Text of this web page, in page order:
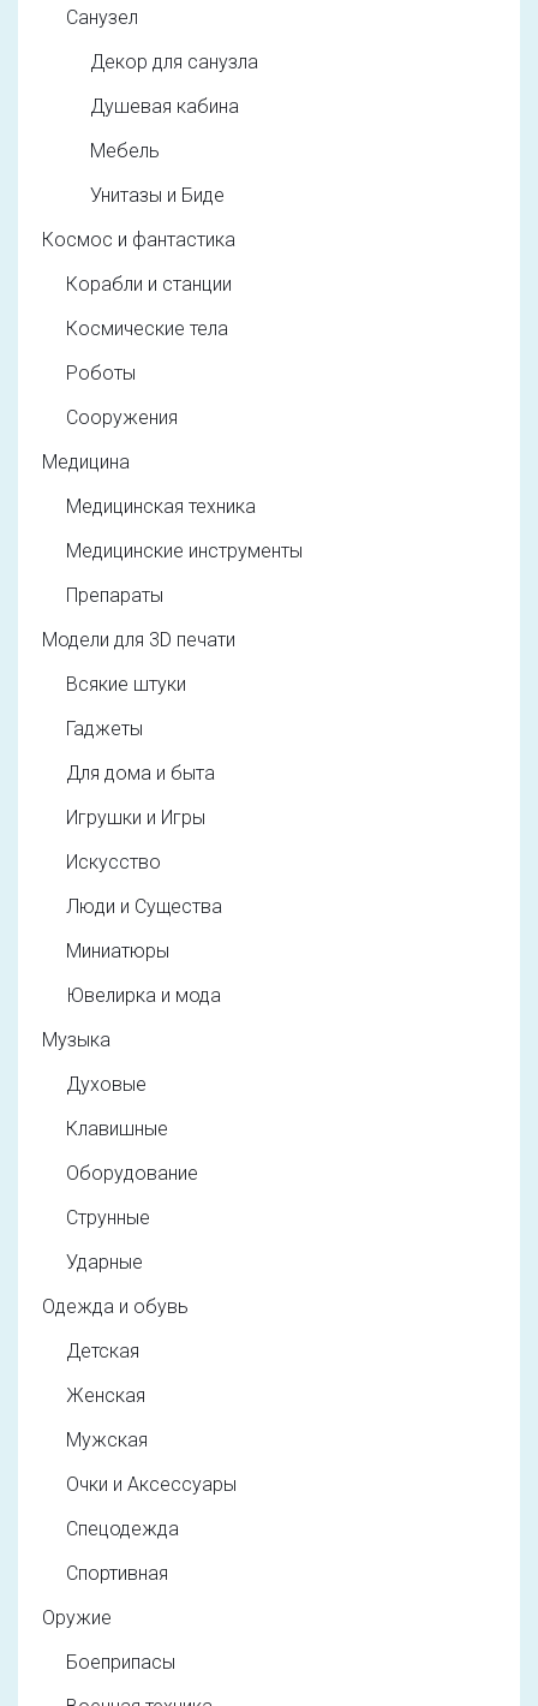
Санузел
Декор для санузла
Душевая кабина
Мебель
Унитазы и Биде
Космос и фантастика
Корабли и станции
Космические тела
Роботы
Сооружения
Медицина
Медицинская техника
Медицинские инструменты
Препараты
Модели для 3D печати
Всякие штуки
Гаджеты
Для дома и быта
Игрушки и Игры
Искусство
Люди и Существа
Миниатюры
Ювелирка и мода
Музыка
Духовые
Клавишные
Оборудование
Струнные
Ударные
Одежда и обувь
Детская
Женская
Мужская
Очки и Аксессуары
Спецодежда
Спортивная
Оружие
Боеприпасы